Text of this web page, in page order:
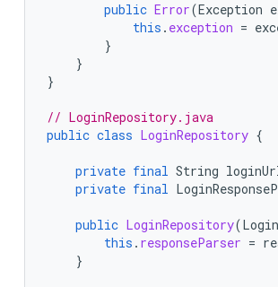
public Error(Exception
this . exception =
}
}
}
// LoginRepository.java
public class LoginRepository {
private final String
private final
public LoginRepository(
this . responseParser =
}